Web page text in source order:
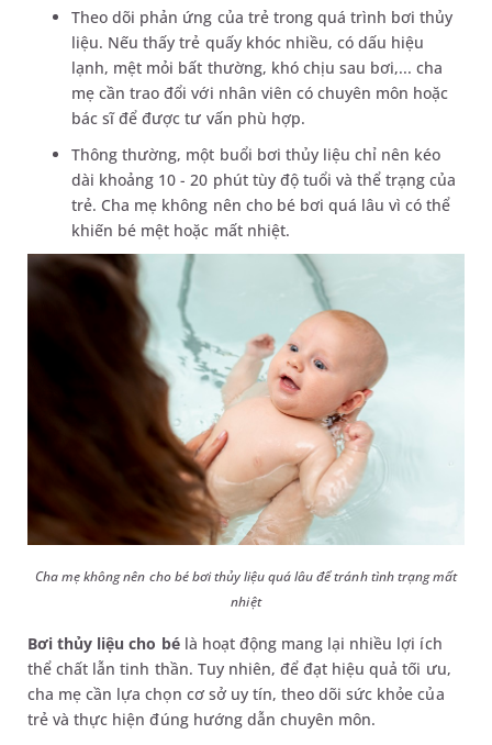
Theo dõi phản ứng của trẻ trong quá trình bơi thủy
liệu. Nếu thấy trẻ quấy khóc nhiều, có dấu hiệu
lạnh, mệt mỏi bất thường, khó chịu sau bơi,... cha
mẹ cần trao đổi với nhân viên có chuyên môn hoặc
bác sĩ để được tư vấn phù hợp.
Thông thường, một buổi bơi thủy liệu chỉ nên kéo
dài khoảng 10 - 20 phút tùy độ tuổi và thể trạng của
trẻ. Cha mẹ không nên cho bé bơi quá lâu vì có thể
khiến bé mệt hoặc mất nhiệt.
Cha mẹ không nên cho bé bơi thủy liệu quá lâu để tránh tình trạng mất
nhiệt
Bơi thủy liệu cho bélà hoạt động mang lại nhiều lợi ích
thể chất lẫn tinh thần. Tuy nhiên, để đạt hiệu quả tối ưu,
cha mẹ cần lựa chọn cơ sở uy tín, theo dõi sức khỏe của
trẻ và thực hiện đúng hướng dẫn chuyên môn.